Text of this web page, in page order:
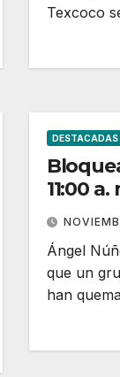
Texcoco
DESTACADAS
11:00 a.
Ángel
que un
han